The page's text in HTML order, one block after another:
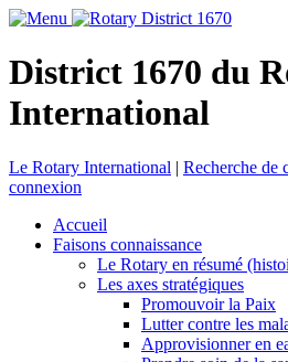
District 1670 du
International
Le Rotary International | Recherche de
connexion
Accueil
Faisons connaissance
Le Rotary en résumé
Les axes stratégiques
Promouvoir la Paix
Lutter contre les
Approvisionner en